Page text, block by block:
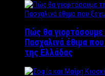
Πώς θα
Πασχαλινά έθιμα
της Ελλάδας